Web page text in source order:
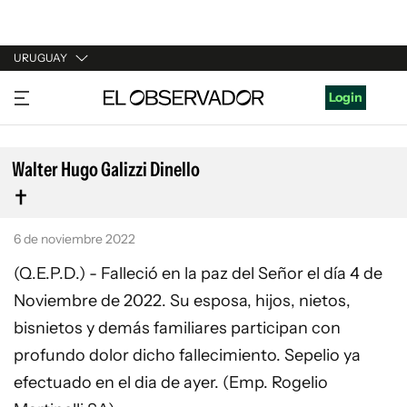
URUGUAY
URUGUAY
ARGENTINA
ESPAÑA
ESTADOS UNIDOS
Login
Walter Hugo Galizzi Dinello
6 de noviembre 2022
(Q.E.P.D.) - Falleció en la paz del Señor el día 4 de
Noviembre de 2022. Su esposa, hijos, nietos,
bisnietos y demás familiares participan con
profundo dolor dicho fallecimiento. Sepelio ya
efectuado en el dia de ayer. (Emp. Rogelio